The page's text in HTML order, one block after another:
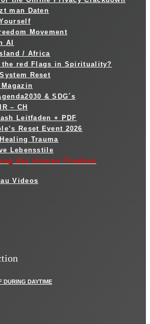
man Daten
Movement
AI
/ Africa
the red Flags in Spirituality?
Reset
Magazin
& SDG´s
– CH
Leitfaden + PDF
Reset Event 2026
Trauma
Lebensstile
des inneren Friedens
Videos